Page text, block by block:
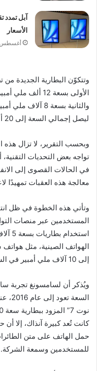
الأسعار
أغسطس 9,
وتتكوّن البطارية الجديدة
ليصل إجمالي السعة إلى 20 ألف ملي أمبير.
وبحسب التقرير، لا تزال هذه
تواجه بعض التحديات
في الحالات القصوى إلى
معالجة هذه العقبات تمهيدًا
وتأتي هذه الخطوة في ظل
المستخدمين عبر منصات
الهواتف الصينية، مثل
إلى 10 آلاف ملي أمبير في الساعة.
ويُذكر أن لسامسونغ تجربة
كانت تُعد كبيرة آنذاك، إلا
حمل الهاتف على متن
للمستخدمين وسمعة الشركة.